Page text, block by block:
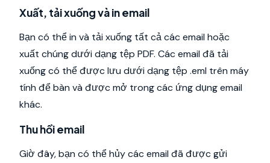
Xuất, tải xuống và in email
Bạn có thể in và tải xuống tất cả các email hoặc
xuất chúng dưới dạng tệp PDF. Các email đã tải
xuống có thể được lưu dưới dạng tệp .eml trên máy
tính để bàn và được mở trong các ứng dụng email
khác.
Thu hồi email
Giờ đây, bạn có thể hủy các email đã được gửi